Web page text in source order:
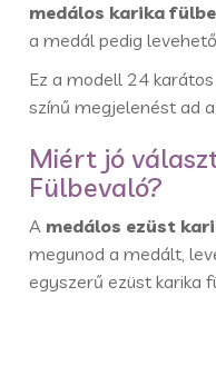
medálos karika
a medál pedig
Ez a modell 24
színű megjelenést ad
Miért jó
Fülbevaló?
A medálos ezüst
megunod a medált,
egyszerű ezüst karika